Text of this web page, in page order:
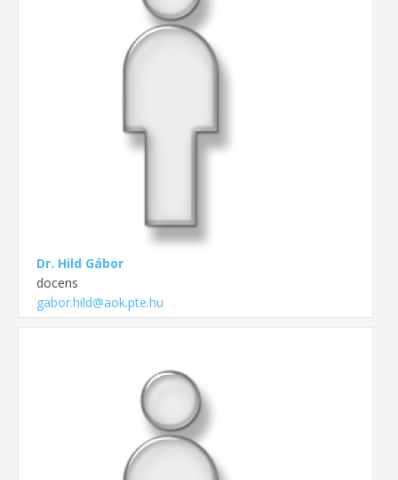
Dr. Hild Gábor
docens
gabor.hild@aok.pte.hu